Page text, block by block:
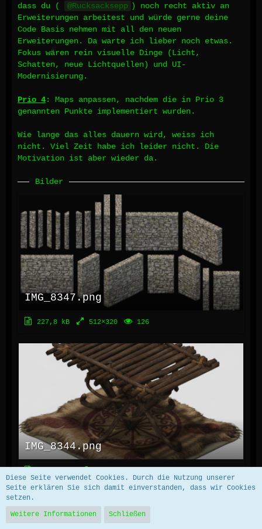
dass du (
Rucksacksepp ) noch recht aktiv an
Erweiterungen arbeitest und würde gerne deine
Code Basis nehmen mit all den neuen
Erweiterungen. Da warte ich lieber noch etwas.
Fokus wären rein visuelle Dinge (Licht,
Schatten, neue Lichtquellen) und UI-
Modernisierung.
Prio 4:
Maps anpassen, nachdem die in Prio 3
genannten Punkte implementiert wurden.
Wie lange das alles dauern wird, weiss ich
nicht. Viel Zeit habe ich leider nicht. Die
Motivation ist aber wieder da.
Bilder
IMG_8347.png
227,8 kB 512×320 126
IMG_8344.png
Diese Seite verwendet Cookies. Durch die Nutzung unserer
Seite erklären Sie sich damit einverstanden, dass wir Cookies
setzen.
Weitere Informationen
Schließen